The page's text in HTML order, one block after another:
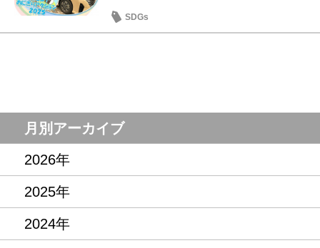
SDGs
月別アーカイブ
2026年
2025年
2024年